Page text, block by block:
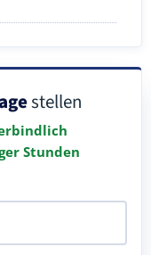
stellen
Stunden